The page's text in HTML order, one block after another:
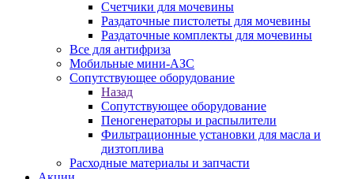
Счетчики для мочевины
Раздаточные пистолеты для мочевины
Раздаточные комплекты для мочевины
Все для антифриза
Мобильные мини-АЗС
Сопутствующее оборудование
Назад
Сопутствующее оборудование
Пеногенераторы и распылители
Фильтрационные установки для масла и
дизтоплива
Расходные материалы и запчасти